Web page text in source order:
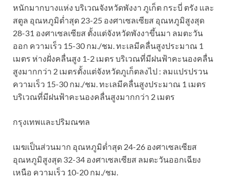
หนักมากบางแห่ง บริเวณจังหวัดพังงา ภูเก็ต กระบี่ ตรัง และ
สตูล อุณหภูมิต่ำสุด 23-25 องศาเซลเซียส อุณหภูมิสูงสุด
28-31 องศาเซลเซียส ตั้งแต่จังหวัดพังงาขึ้นมา ลมตะวัน
ออก ความเร็ว 15-30 กม./ชม. ทะเลมีคลื่นสูงประมาณ 1
เมตร ห่างฝั่งคลื่นสูง 1-2 เมตร บริเวณที่มีฝนฟ้าคะนองคลื่น
สูงมากกว่า 2 เมตรตั้งแต่จังหวัดภูเก็ตลงไป : ลมแปรปรวน
ความเร็ว 15-30 กม./ชม. ทะเลมีคลื่นสูงประมาณ 1 เมตร
บริเวณที่มีฝนฟ้าคะนองคลื่นสูงมากกว่า 2 เมตร
กรุงเทพและปริมณฑล
เมฆเป็นส่วนมาก อุณหภูมิต่ำสุด 24-26 องศาเซลเซียส
อุณหภูมิสูงสุด 32-34 องศาเซลเซียส ลมตะวันออกเฉียง
เหนือ ความเร็ว 10-20 กม./ชม.